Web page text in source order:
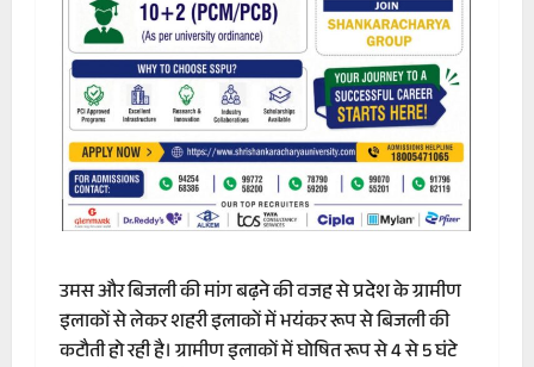
उमस और बिजली की मांग बढ़ने की वजह से प्रदेश के ग्रामीण
इलाकों से लेकर शहरी इलाकों में भयंकर रूप से बिजली की
कटौती हो रही है। ग्रामीण इलाकों में घोषित रूप से 4 से 5 घंटे